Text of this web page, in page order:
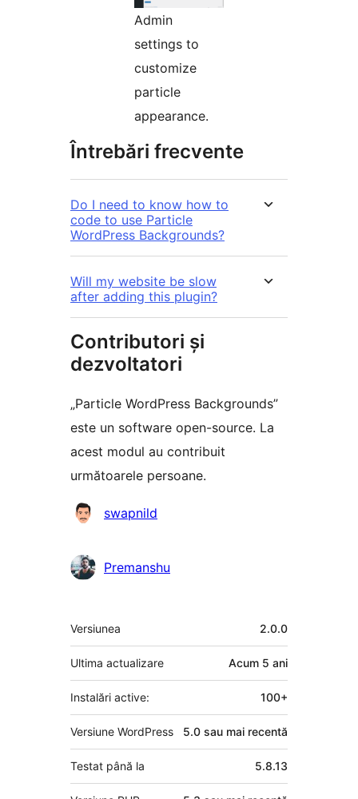
Admin
settings to
customize
particle
appearance.
Întrebări frecvente
Do I need to know how to
code to use Particle
WordPress Backgrounds?
Will my website be slow
after adding this plugin?
Contributori și
dezvoltatori
„Particle WordPress Backgrounds”
este un software open-source. La
acest modul au contribuit
următoarele persoane.
Contributori
swapnild
Premanshu
Meta
Versiunea 2.0.0
Ultima actualizare Acum 5 ani
Instalări active: 100+
Versiune WordPress 5.0 sau mai recentă
Testat până la 5.8.13